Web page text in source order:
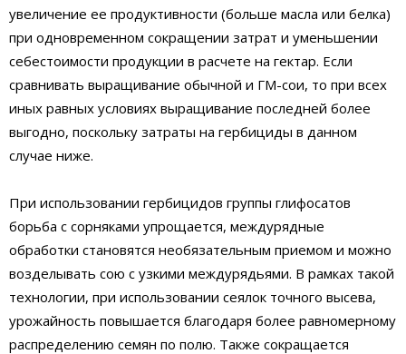
увеличение ее продуктивности (больше масла или белка)
при одновременном сокращении затрат и уменьшении
себестоимости продукции в расчете на гектар. Если
сравнивать выращивание обычной и ГМ-сои, то при всех
иных равных условиях выращивание последней более
выгодно, поскольку затраты на гербициды в данном
случае ниже.
При использовании гербицидов группы глифосатов
борьба с сорняками упрощается, междурядные
обработки становятся необязательным приемом и можно
возделывать сою с узкими междурядьями. В рамках такой
технологии, при использовании сеялок точного высева,
урожайность повышается благодаря более равномерному
распределению семян по полю. Также сокращается